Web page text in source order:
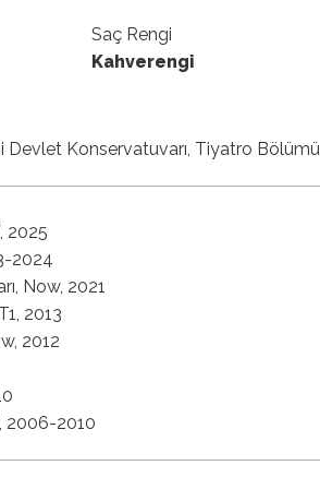
Saç Rengi
Kahverengi
Devlet Konservatuvarı, Tiyatro Bölümü
2025
2024
Now, 2021
2013
2012
2006-2010